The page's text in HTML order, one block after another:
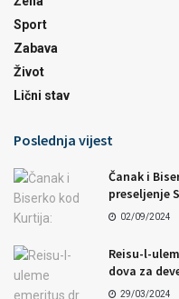
Sport
Zabava
Život
Lični stav
Poslednja vijest
Čanak i
preseljenje
02/09/2024
Reisu-l-
dova za
29/03/2024